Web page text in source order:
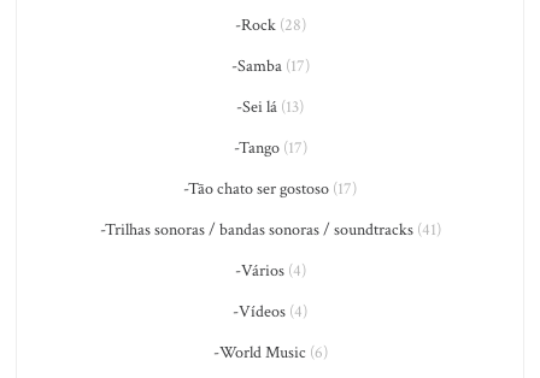
-Rock(28)
-Samba(17)
-Sei lá (13)
-Tango(17)
-Tão chato ser gostoso (17)
-Trilhas sonoras / bandas sonoras / soundtracks(41)
-Vários(4)
-Vídeos (4)
-World Music (6)